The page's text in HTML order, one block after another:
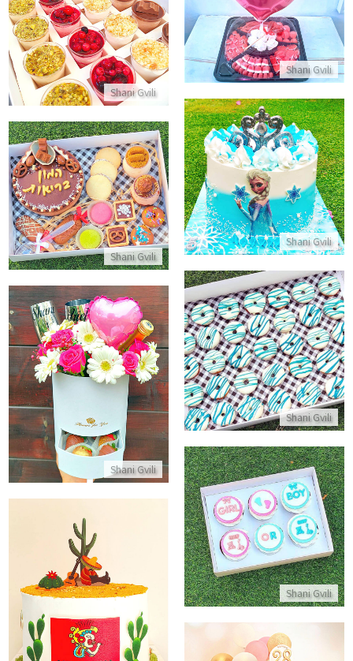
Shani Gvili
התקשר/י
Shani Gvili
מארז קינוחי כוסות להזמנה עם
התקשר/י
Shani Gvili
עוגת אלזה מעוצבת
התקשר/י
Shani Gvili
מתנה לבידוד מאחלים המון
התקשר/י
Shani Gvili
דונאטס יום העצמאות
התקשר/י
Shani Gvili
מארז זוגי מפנק להזמנה הביתה
Shani Gvili
קאפקייקס לגילוי מין היילוד
התקשר/י
עוגה מעוצבת מקסיקני
התקשר/י